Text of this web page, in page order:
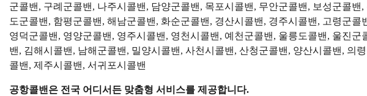
군콜밴, 구례군콜밴, 나주시콜밴, 담양군콜밴, 목포시콜밴, 무안군콜밴, 보성군콜
도군콜밴, 함평군콜밴, 해남군콜밴, 화순군콜밴, 경산시콜밴, 경주시콜밴, 고령군
영덕군콜밴, 영양군콜밴, 영주시콜밴, 영천시콜밴, 예천군콜밴, 울릉도콜밴, 울진
밴, 김해시콜밴, 남해군콜밴, 밀양시콜밴, 사천시콜밴, 산청군콜밴, 양산시콜밴,
콜밴, 제주시콜밴, 서귀포시콜밴
공항콜밴은 전국 어디서든 맞춤형 서비스를 제공합니다.